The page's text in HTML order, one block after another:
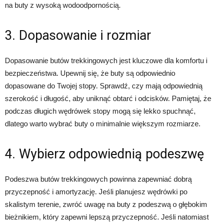
na buty z wysoką wodoodpornością.
3. Dopasowanie i rozmiar
Dopasowanie butów trekkingowych jest kluczowe dla komfortu i
bezpieczeństwa. Upewnij się, że buty są odpowiednio
dopasowane do Twojej stopy. Sprawdź, czy mają odpowiednią
szerokość i długość, aby uniknąć obtarć i odcisków. Pamiętaj, że
podczas długich wędrówek stopy mogą się lekko spuchnąć,
dlatego warto wybrać buty o minimalnie większym rozmiarze.
4. Wybierz odpowiednią podeszwę
Podeszwa butów trekkingowych powinna zapewniać dobrą
przyczepność i amortyzację. Jeśli planujesz wędrówki po
skalistym terenie, zwróć uwagę na buty z podeszwą o głębokim
bieżnikiem, który zapewni lepszą przyczepność. Jeśli natomiast